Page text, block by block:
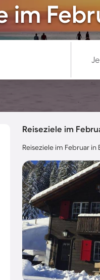
im
Reiseziele im
Reiseziele im Februar